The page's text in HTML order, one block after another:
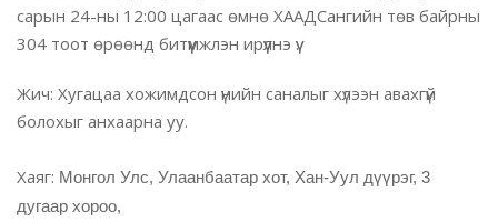
сарын 24-ны 12:00 цагаас өмнө ХААДСангийн төв байрны
304 тоот өрөөнд битүүмжлэн ирүүлнэ үү.
Жич: Хугацаа хожимдсон үнийн саналыг хүлээн авахгүй
болохыг анхаарна уу.
Хаяг: Монгол Улс, Улаанбаатар хот, Хан-Уул дүүрэг, 3
дугаар хороо,